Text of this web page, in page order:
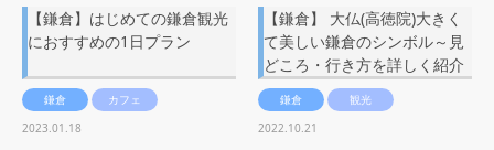
【鎌倉】はじめての鎌倉観光
におすすめの1日プラン
鎌倉
カフェ
2023.01.18
【鎌倉】 大仏(高徳院)大きく
て美しい鎌倉のシンボル～見
どころ・行き方を詳しく紹介
鎌倉
観光
2022.10.21